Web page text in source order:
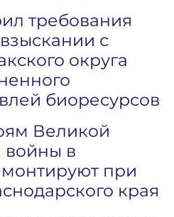
требования
с
округа
биоресурсов
Великой
войны в
при
края